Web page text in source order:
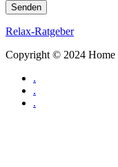
Relax-Ratgeber
Copyright © 2024 Home
.
.
.